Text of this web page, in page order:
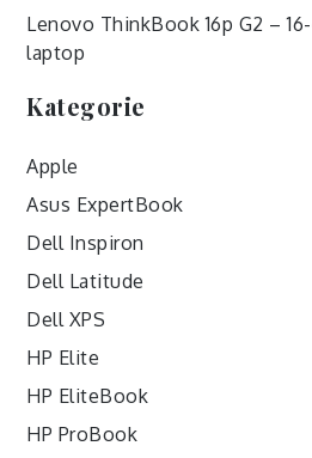
Lenovo ThinkBook 16p G2 –
laptop
Kategorie
Apple
Asus ExpertBook
Dell Inspiron
Dell Latitude
Dell XPS
HP Elite
HP EliteBook
HP ProBook